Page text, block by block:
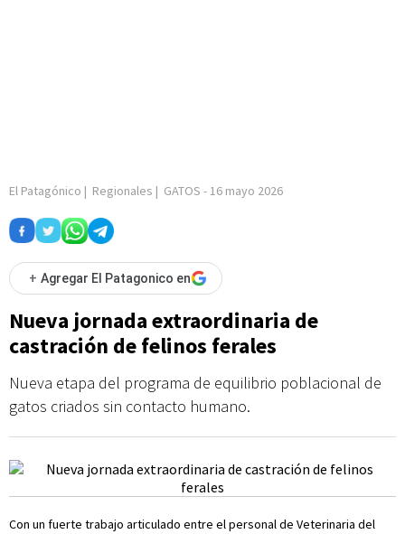
El Patagónico | Regionales | GATOS - 16 mayo 2026
+ Agregar El Patagonico en
Nueva jornada extraordinaria de
castración de felinos ferales
Nueva etapa del programa de equilibrio poblacional de
gatos criados sin contacto humano.
Con un fuerte trabajo articulado entre el personal de Veterinaria del